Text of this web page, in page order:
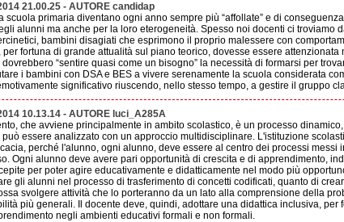
21.00.25 - AUTORE candidap
scuola primaria diventano ogni anno sempre più “affollate” e di
alunni ma anche per la loro eterogeneità. Spesso noi docenti ci troviamo
bambini disagiati che esprimono il proprio malessere con
fortuna di grande attualità sul piano teorico, dovesse essere attenzionata
“sentire quasi come un bisogno” la necessità di formarsi per
i bambini con DSA e BES a vivere serenamente la scuola considerata
significativo riuscendo, nello stesso tempo, a gestire il gruppo
10.13.14 - AUTORE luci_A285A
che avviene principalmente in ambito scolastico, è un processo
essere analizzato con un approccio multidisciplinare. L'istituzione
perché l'alunno, ogni alunno, deve essere al centro dei processi messi
Ogni alunno deve avere pari opportunità di crescita e di apprendimento,
per poter agire educativamente e didatticamente nel modo più
gli alunni nel processo di trasferimento di concetti codificati, quanto di
svolgere attività che lo porteranno da un lato alla comprensione della
più generali. Il docente deve, quindi, adottare una didattica inclusiva, per
negli ambienti educativi formali e non formali.